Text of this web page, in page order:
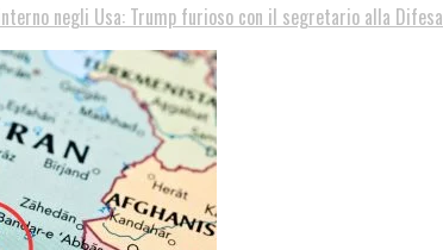
negli Usa: Trump furioso con il segretario alla Difesa